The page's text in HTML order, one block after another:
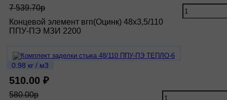
7 539.70р
Концевой элемент вгп(Оцинк) 48х3,5/110
ППУ-ПЭ МЗИ 2200
0.98 кг / м3
510.00 ₽
580.00р